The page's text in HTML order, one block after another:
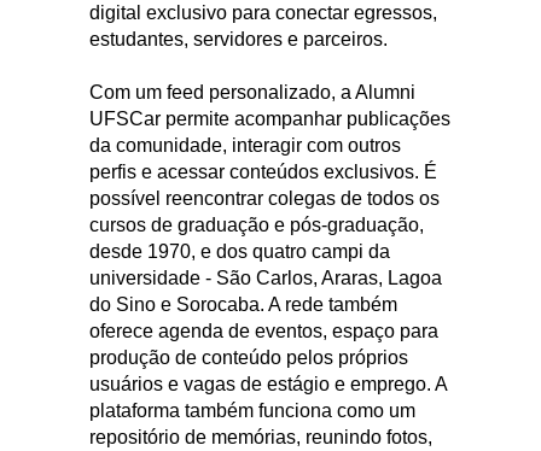
digital exclusivo para conectar egressos,
estudantes, servidores e parceiros.
Com um feed personalizado, a Alumni
UFSCar permite acompanhar publicações
da comunidade, interagir com outros
perfis e acessar conteúdos exclusivos. É
possível reencontrar colegas de todos os
cursos de graduação e pós-graduação,
desde 1970, e dos quatro campi da
universidade - São Carlos, Araras, Lagoa
do Sino e Sorocaba. A rede também
oferece agenda de eventos, espaço para
produção de conteúdo pelos próprios
usuários e vagas de estágio e emprego. A
plataforma também funciona como um
repositório de memórias, reunindo fotos,